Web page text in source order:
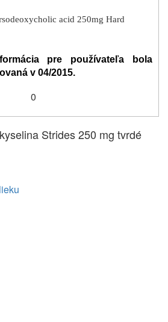
acid 250mg Hard
pre používateľa bola
v 04/2015.
0
Strides 250 mg tvrdé